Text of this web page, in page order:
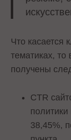
Что касается
тематиках,
получены
CTR
38,45%,